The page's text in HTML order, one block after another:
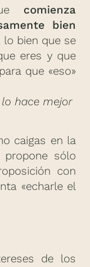
comienza
bien
lo bien que se
eres y que
que «eso»
lo hace mejor
caigas en la
sólo
con
«echarle el
de los